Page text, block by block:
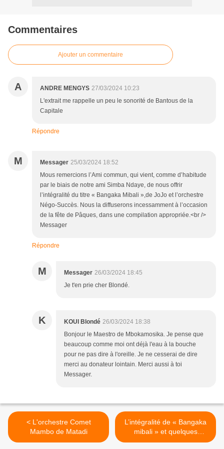
Commentaires
Ajouter un commentaire
A ANDRE MENGYS 27/03/2024 10:23
L'extrait me rappelle un peu le sonorité de Bantous de la
Capitale
Répondre
M Messager 25/03/2024 18:52
Mous remercions l’Ami commun, qui vient, comme d’habitude
par le biais de notre ami Simba Ndaye, de nous offrir
l’intégralité du titre « Bangaka Mibali »,de JoJo et l’orchestre
Négo-Succès. Nous la diffuserons incessamment à l’occasion
de la fête de Pâques, dans une compilation appropriée.<br />
Messager
Répondre
M Messager 26/03/2024 18:45
Je t'en prie cher Blondé.
K KOUI Blondé 26/03/2024 18:38
Bonjour le Maestro de Mbokamosika. Je pense que
beaucoup comme moi ont déjà l'eau à la bouche
pour ne pas dire à l'oreille. Je ne cesserai de dire
merci au donateur lointain. Merci aussi à toi
Messager.
< L'orchestre Comet
Mambo de Matadi
L’intégralité de « Bangaka
mibali » et quelques
mélodies pour la fête de